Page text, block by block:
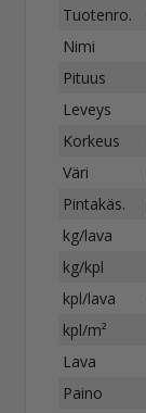
Tuotenro.
Nimi
Pituus
Leveys
Korkeus
Väri
Pintakäs.
kg/lava
kg/kpl
kpl/lava
kpl/m²
Lava
Paino